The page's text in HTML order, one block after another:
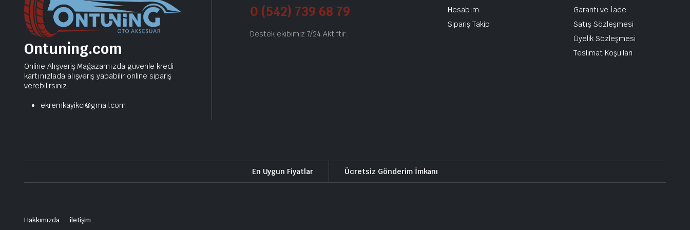
Ontuning.com
Online Alışveriş Mağazamızda güvenle kredi
kartınızlada alışveriş yapabilir online sipariş
verebilirsiniz.
ekremkayikci@gmail.com
0 (542) 739 68 79
Destek ekibimiz 7/24 Aktiftir.
Hesabım
Sipariş Takip
Garanti ve İade
Satış Sözleşmesi
Üyelik Sözleşmesi
Teslimat Koşulları
En Uygun Fiyatlar Ücretsiz Gönderim İmkanı
Hakkımızda iletişim